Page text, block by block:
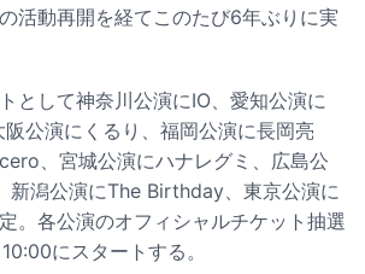
活動再開を経てこのたび6年ぶりに実
として神奈川公演にIO、愛知公演に
阪公演にくるり、福岡公演に長岡亮
、宮城公演にハナレグミ、広島公
新潟公演にThe Birthday、東京公演に
。各公演のオフィシャルチケット抽選
にスタートする。